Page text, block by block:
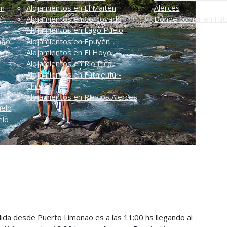
Alojamientos en El Maitén
Alojamientos en Corcovado
Alojamientos en Lago Puelo
Alojamientos en Epuyén
Alojamientos en El Hoyo
Alojamientos en Río Pico
Alojamientos en Futaleufú -
Chile
Alojamientos en PN Los Alerces
Alerces
Dónde comer en
desde Puerto Limonao es a las 11:00 hs llegando al